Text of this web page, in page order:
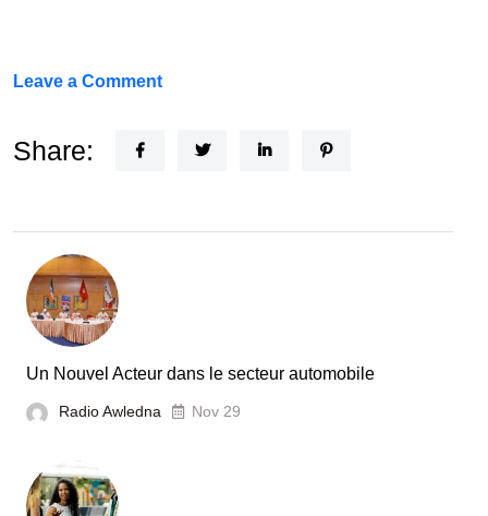
Leave a Commenton
Horizon
la
France
Share:
Un Nouvel Acteur dans le secteur automobile
Radio Awledna Nov 29